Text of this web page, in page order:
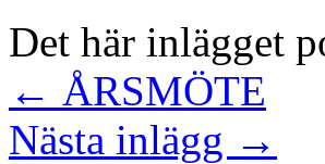
Det här inlägget
← ÅRSMÖTE
Nästa inlägg →